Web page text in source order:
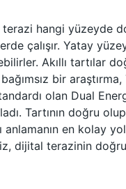
hangi yüzeyde
çalışır. Yatay
Akıllı tartılar
bir araştırma,
olan Dual
Tartının doğru olup
anlamanın en kolay
dijital terazinin